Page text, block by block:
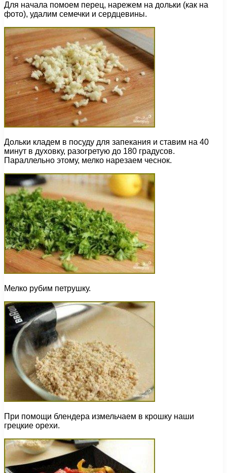
Для начала помоем перец, нарежем на дольки (как на
фото), удалим семечки и сердцевины.
Дольки кладем в посуду для запекания и ставим на 40
минут в духовку, разогретую до 180 градусов.
Параллельно этому, мелко нарезаем чеснок.
Мелко рубим петрушку.
При помощи блендера измельчаем в крошку наши
грецкие орехи.